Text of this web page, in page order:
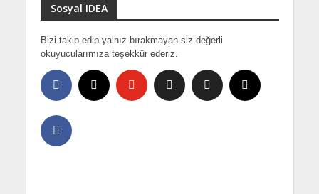
Sosyal IDEA
Bizi takip edip yalnız bırakmayan siz değerli
okuyucularımıza teşekkür ederiz.